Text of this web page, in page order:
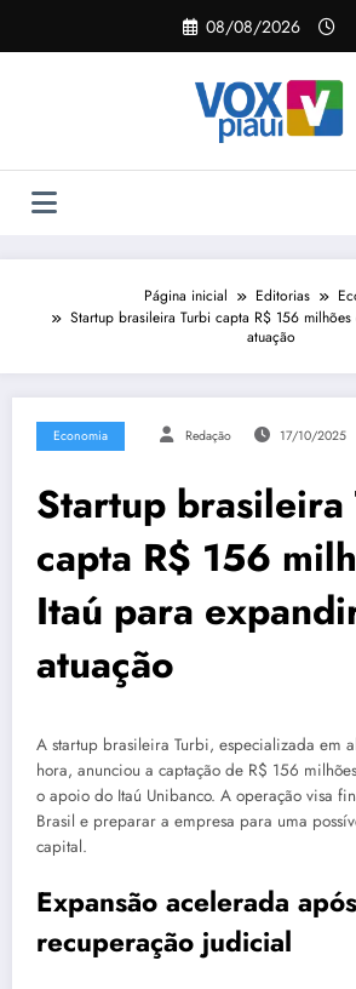
o
08/08/2026
Página inicial Editorias
Startup brasileira Turbi capta R$ 156
atuação
Economia Redação 17/10/2025
Startup brasileira
capta R$ 156
Itaú para
atuação
A startup brasileira Turbi, especializada em
hora, anunciou a captação de R$ 156
o apoio do Itaú Unibanco. A operação visa
Brasil e preparar a empresa para uma
capital.
Expansão acelerada após
recuperação judicial